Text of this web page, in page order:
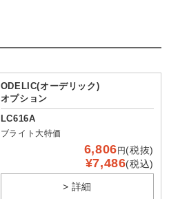
ODELIC(オーデリック)
オプション
LC616A
ブライト大特価
6,806円(税抜)
¥7,486(税込)
> 詳細